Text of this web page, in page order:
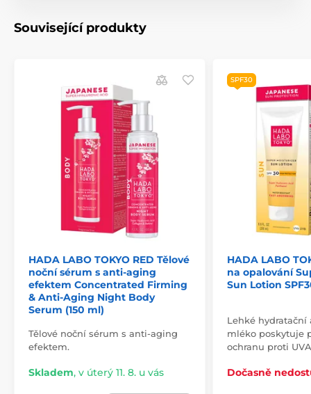
Související produkty
HADA LABO TOKYO RED Tělové
noční sérum s anti-aging
efektem Concentrated Firming
& Anti-Aging Night Body
Serum (150 ml)
Tělové noční sérum s anti-aging
efektem.
Skladem, v úterý 11. 8. u vás
SPF30
HADA LABO
na opalování
Sun Lotion
Lehké hydratační
mléko poskytuje
ochranu proti
Dočasně